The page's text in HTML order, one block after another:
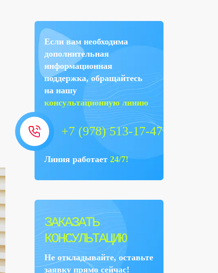
Если вам необходима
дополнительная
информационная
поддержка, обращайтесь
на нашу
консультационную линию
+7 (978) 513-17-47
Линия работает 24/7!
ЗАКАЗАТЬ
КОНСУЛЬТАЦИЮ
Не откладывайте, оставьте
заявку прямо сейчас!